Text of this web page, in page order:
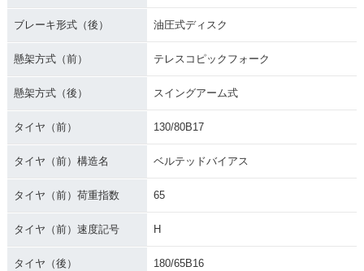
ブレーキ形式（後） 油圧式ディスク
懸架方式（前） テレスコピックフォーク
懸架方式（後） スイングアーム式
タイヤ（前） 130/80B17
タイヤ（前）構造名 ベルテッドバイアス
タイヤ（前）荷重指数 65
タイヤ（前）速度記号 H
タイヤ（後） 180/65B16